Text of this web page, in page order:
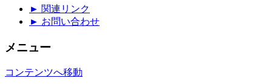
► 関連リンク
► お問い合わせ
メニュー
コンテンツへ移動